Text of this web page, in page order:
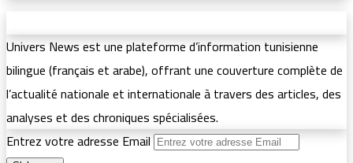
Univers News est une plateforme d’information tunisienne
bilingue (français et arabe), offrant une couverture complète de
l’actualité nationale et internationale à travers des articles, des
analyses et des chroniques spécialisées.
Entrez votre adresse Email